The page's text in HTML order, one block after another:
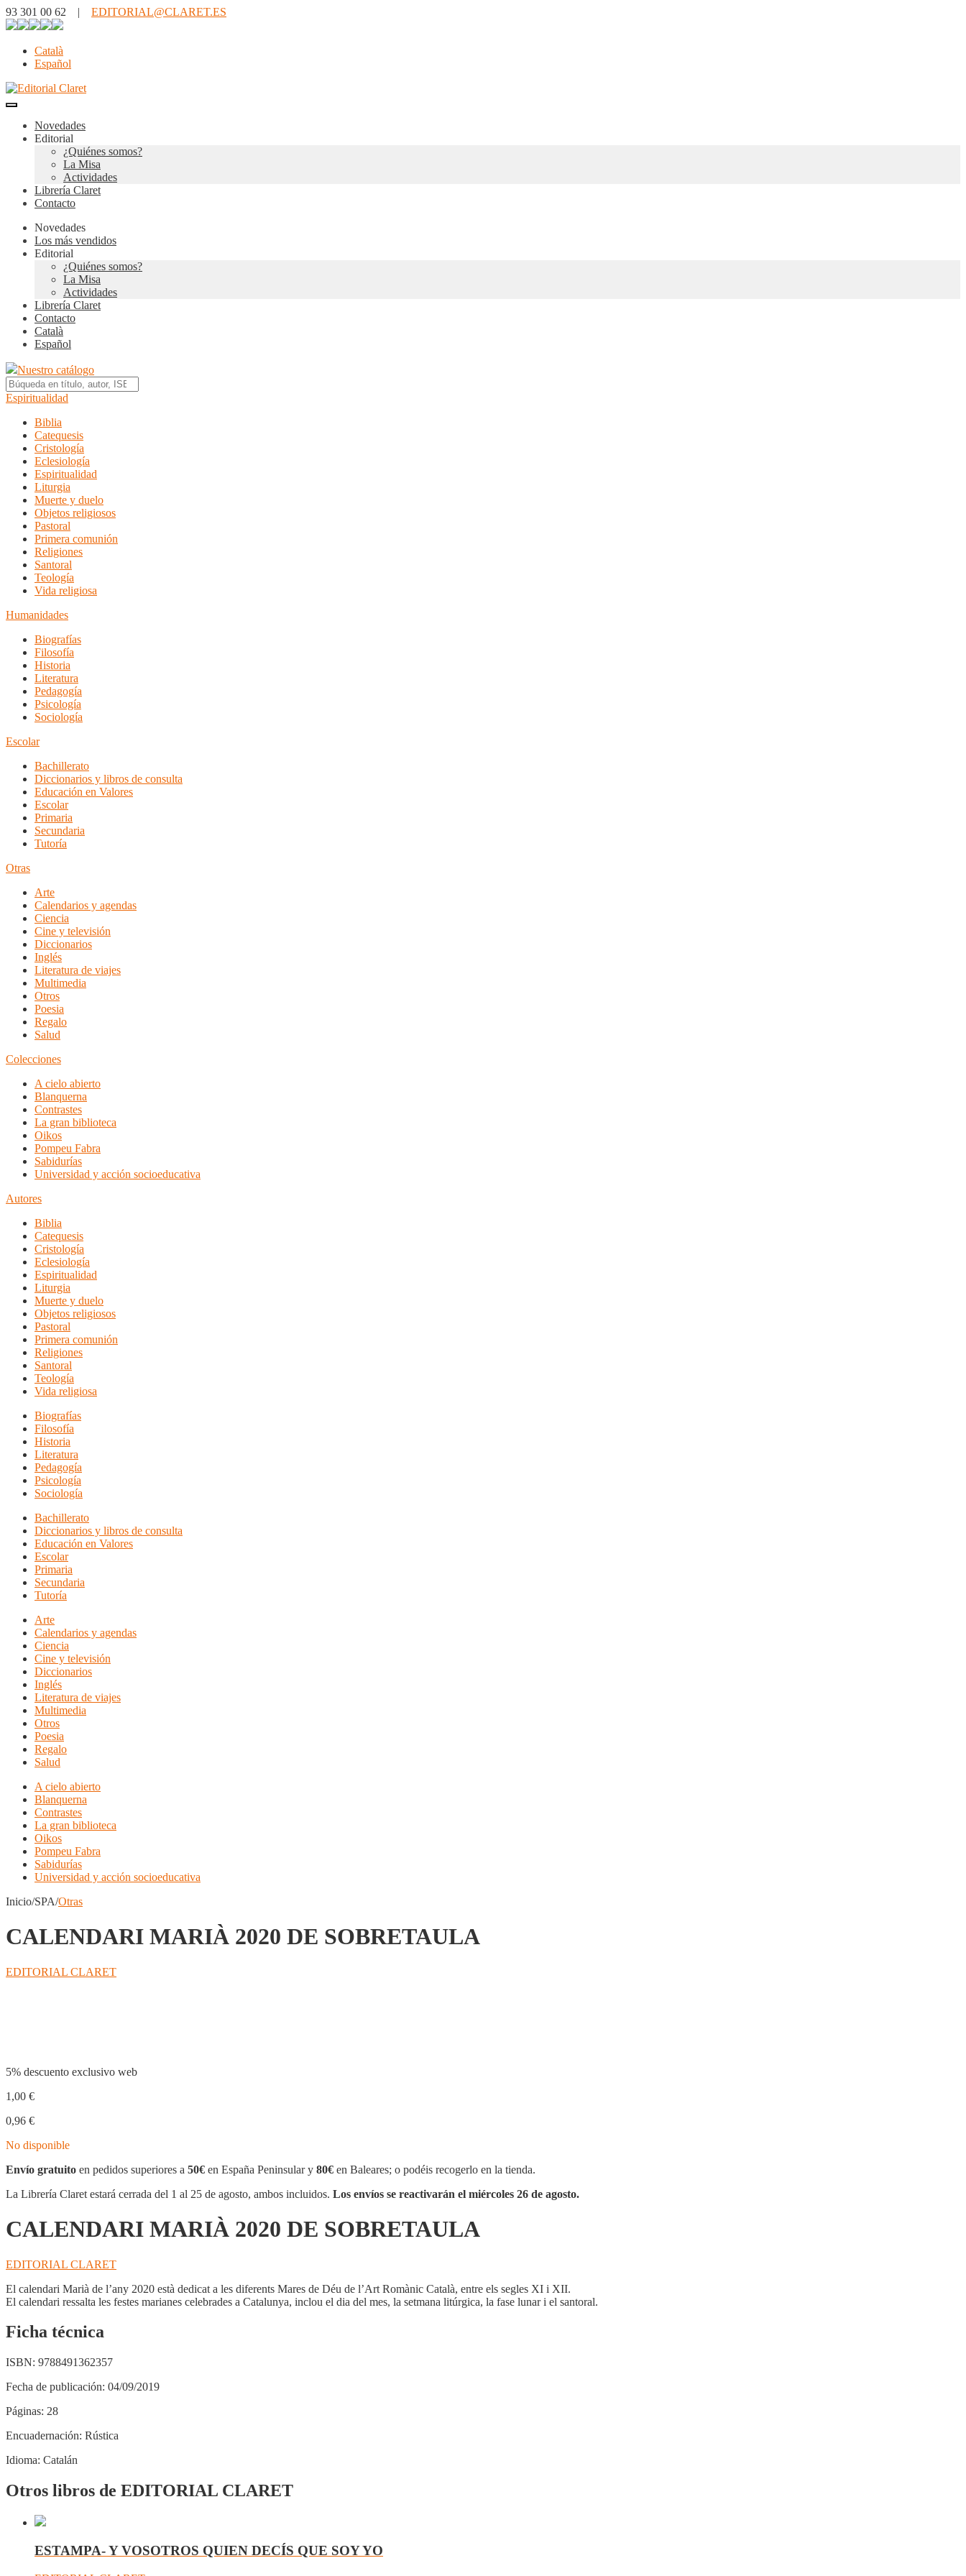
93 301 00 62 | EDITORIAL@CLARET.ES
Català
Español
Novedades
Editorial
¿Quiénes somos?
La Misa
Actividades
Librería Claret
Contacto
Novedades
Los más vendidos
Editorial
¿Quiénes somos?
La Misa
Actividades
Librería Claret
Contacto
Català
Español
Nuestro catálogo
Espiritualidad
Biblia
Catequesis
Cristología
Eclesiología
Espiritualidad
Liturgia
Muerte y duelo
Objetos religiosos
Pastoral
Primera comunión
Religiones
Santoral
Teología
Vida religiosa
Humanidades
Biografías
Filosofía
Historia
Literatura
Pedagogía
Psicología
Sociología
Escolar
Bachillerato
Diccionarios y libros de consulta
Educación en Valores
Escolar
Primaria
Secundaria
Tutoría
Otras
Arte
Calendarios y agendas
Ciencia
Cine y televisión
Diccionarios
Inglés
Literatura de viajes
Multimedia
Otros
Poesia
Regalo
Salud
Colecciones
A cielo abierto
Blanquerna
Contrastes
La gran biblioteca
Oikos
Pompeu Fabra
Sabidurías
Universidad y acción socioeducativa
Autores
Biblia
Catequesis
Cristología
Eclesiología
Espiritualidad
Liturgia
Muerte y duelo
Objetos religiosos
Pastoral
Primera comunión
Religiones
Santoral
Teología
Vida religiosa
Biografías
Filosofía
Historia
Literatura
Pedagogía
Psicología
Sociología
Bachillerato
Diccionarios y libros de consulta
Educación en Valores
Escolar
Primaria
Secundaria
Tutoría
Arte
Calendarios y agendas
Ciencia
Cine y televisión
Diccionarios
Inglés
Literatura de viajes
Multimedia
Otros
Poesia
Regalo
Salud
A cielo abierto
Blanquerna
Contrastes
La gran biblioteca
Oikos
Pompeu Fabra
Sabidurías
Universidad y acción socioeducativa
Inicio/SPA/Otras
CALENDARI MARIÀ 2020 DE SOBRETAULA
EDITORIAL CLARET
5% descuento exclusivo web
1,00 €
0,96 €
No disponible
Envío gratuito en pedidos superiores a 50€ en España Peninsular y 80€ en Baleares; o podéis recogerlo en la tienda.
La Librería Claret estará cerrada del 1 al 25 de agosto, ambos incluidos. Los envíos se reactivarán el miércoles 26 de agosto.
CALENDARI MARIÀ 2020 DE SOBRETAULA
EDITORIAL CLARET
El calendari Marià de l’any 2020 està dedicat a les diferents Mares de Déu de l’Art Romànic Català, entre els segles XI i XII.
El calendari ressalta les festes marianes celebrades a Catalunya, inclou el dia del mes, la setmana litúrgica, la fase lunar i el santoral.
Ficha técnica
ISBN: 9788491362357
Fecha de publicación: 04/09/2019
Páginas: 28
Encuadernación: Rústica
Idioma: Catalán
Otros libros de EDITORIAL CLARET
ESTAMPA- Y VOSOTROS QUIEN DECÍS QUE SOY YO